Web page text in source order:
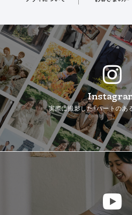
実際に撮影した「ハートのあ